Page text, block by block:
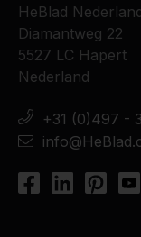
nu met het
bedankt voor
ik kan
sturen
HeBlad
Diamantweg 22
5527 LC Hapert
Nederland
+31 (0)497 -